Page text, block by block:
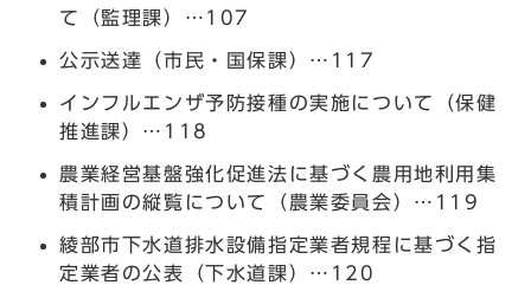
て（監理課）…107
公示送達（市民・国保課）…117
インフルエンザ予防接種の実施について（保健
推進課）…118
農業経営基盤強化促進法に基づく農用地利用集
積計画の縦覧について（農業委員会）…119
綾部市下水道排水設備指定業者規程に基づく指
定業者の公表（下水道課）…120